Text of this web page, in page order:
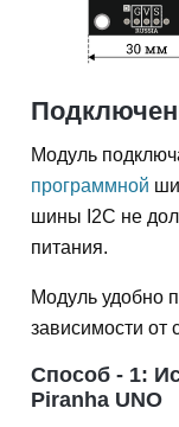
Модуль
программной
шины I2C не
питания.
Модуль удобно
зависимости от
Способ - 1:
Piranha UNO